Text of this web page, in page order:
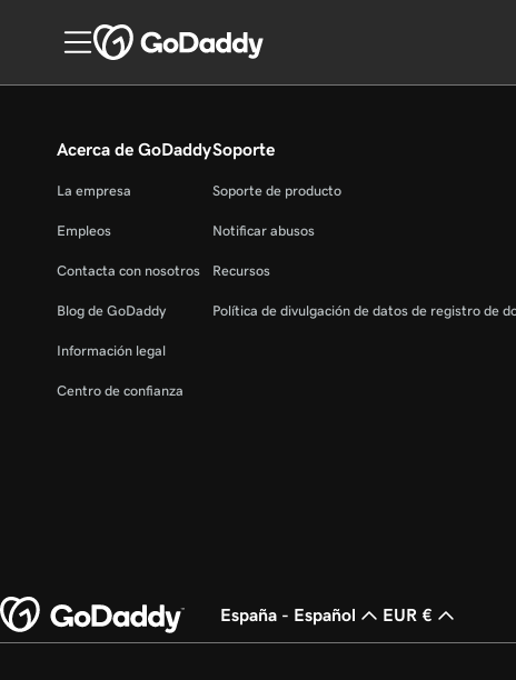
Acerca de GoDaddy
La empresa
Empleos
Contacta con nosotros
Blog de GoDaddy
Información legal
Centro de confianza
Soporte
Soporte de producto
Notificar abusos
Recursos
Política de divulgación de datos de registro de
España - Español EUR €